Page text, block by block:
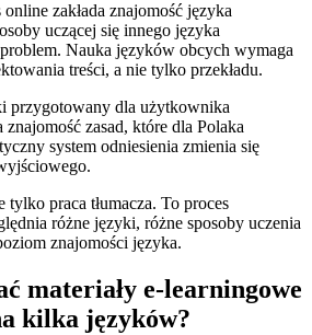
zakłada znajomość języka
uczącej się innego języka
Nauka języków obcych wymaga
treści, a nie tylko przekładu.
przygotowany dla użytkownika
znajomość zasad, które dla Polaka
system odniesienia zmienia się
praca tłumacza. To proces
różne języki, różne sposoby uczenia
znajomości języka.
materiały e-learningowe
kilka języków?